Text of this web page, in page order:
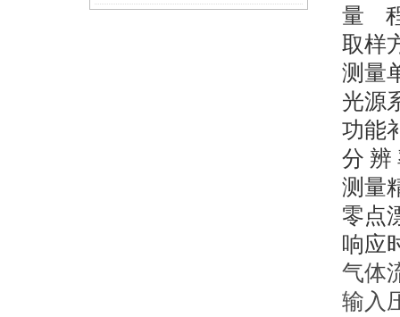
量
取样
测量
光源
功能
分 辨
测量
零点
响应
气体
输入